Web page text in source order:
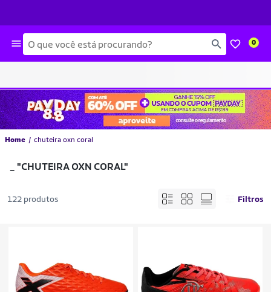
Busca 0
Home chuteira oxn coral
"CHUTEIRA OXN CORAL"
122 produtos Filtros